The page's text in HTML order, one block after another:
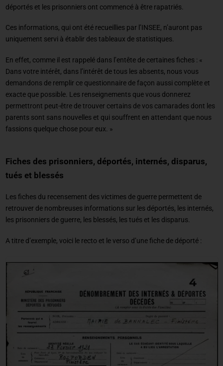
déportés et les prisonniers ont commencé à être rapatriés.
Ces informations, qui ont été recueillies par l’INSEE, n’auront pas
uniquement servi à établir des tableaux de statistiques.
En effet, comme il est rappelé dans l’entête de certaines fiches : «
Dans votre intérêt, dans l’intérêt de tous les absents, nous vous
demandons de remplir ce questionnaire de façon aussi complète et
exacte que possible. Les renseignements que vous donnerez
permettront peut-être de trouver certains de vos camarades dont les
parents sont sans nouvelles et qui souffrent en attendant que nous
fassions quelque chose pour eux. »
Fiches des prisonniers, déportés, internés, disparus,
tués et blessés
Les fiches du recensement des victimes de guerre permettent de
retrouver de nombreuses informations sur les déportés, les internés,
les prisonniers de guerre, les blessés, les tués et les disparus.
A titre d’exemple, voici le recto et le verso d’une fiche de déporté :